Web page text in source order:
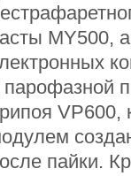
MY500,
парофазной
VP600,
пайки.